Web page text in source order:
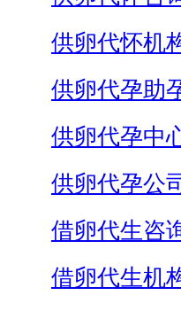
供卵代怀机
供卵代孕助
供卵代孕中
供卵代孕公
借卵代生咨
借卵代生机